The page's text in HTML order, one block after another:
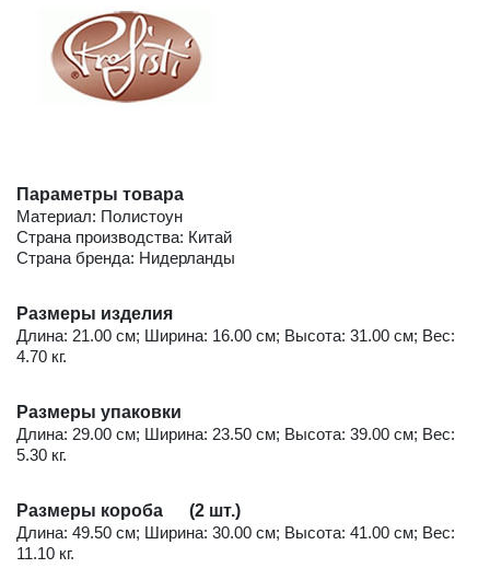
Параметры товара
Материал: Полистоун
Страна производства: Китай
Страна бренда: Нидерланды
Размеры изделия
Длина: 21.00 см; Ширина: 16.00 см; Высота: 31.00 см; Вес:
4.70 кг.
Размеры упаковки
Длина: 29.00 см; Ширина: 23.50 см; Высота: 39.00 см; Вес:
5.30 кг.
Размеры короба (2 шт.)
Длина: 49.50 см; Ширина: 30.00 см; Высота: 41.00 см; Вес:
11.10 кг.